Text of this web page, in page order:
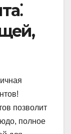
позволит
полное